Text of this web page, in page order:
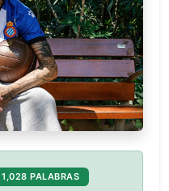
1,028 PALABRAS